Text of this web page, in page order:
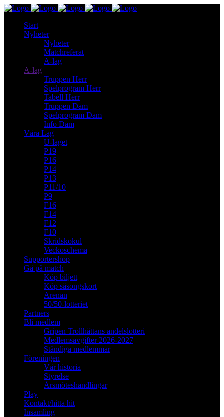
Start
Nyheter
Nyheter
Matchreferat
A-lag
A-lag
Truppen Herr
Spelprogram Herr
Tabell Herr
Truppen Dam
Spelprogram Dam
Info Dam
Våra Lag
U-laget
P19
P16
P14
P13
P11/10
P9
F16
F14
F12
F10
Skridskokul
Veckoschema
Supportershop
Gå på match
Köp biljett
Köp säsongskort
Arenan
50/50-lotteriet
Partners
Bli medlem
Gripen Trollhättans andelslotteri
Medlemsavgifter 2026-2027
Ständiga medlemmar
Föreningen
Vår historia
Styrelse
Årsmöteshandlingar
Play
Kontakt/hitta hit
Insamling